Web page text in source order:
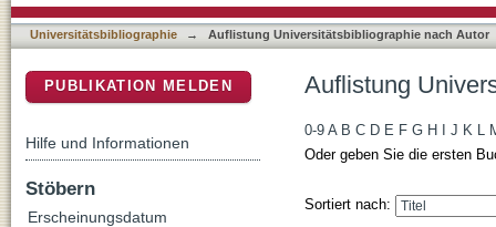
Universitätsbibliographie → Auflistung Universitätsbibliographie nach Autor
Auflistung
0-9 A B C D E F G H J K L
Oder geben Sie die ersten
Sortiert nach:
PUBLIKATION MELDEN
Hilfe und Informationen
Stöbern
Erscheinungsdatum